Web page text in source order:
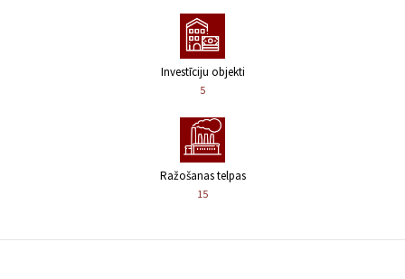
Investīciju objekti
5
Ražošanas telpas
15